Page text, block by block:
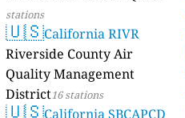
stations
🇺🇸California RIVR
Riverside County Air
Quality Management
District16 stations
🇺🇸California SBCAPCD